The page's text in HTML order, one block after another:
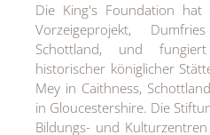
Die King's Foundation
Vorzeigeprojekt,
Schottland, und
historischer königlicher
Mey in Caithness,
in Gloucestershire. Die
Bildungs- und